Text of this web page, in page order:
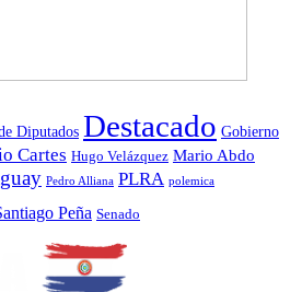
Diputados Destacado Gobierno
Cartes Hugo Velázquez Mario Abdo
Pedro Alliana PLRA polemica
Peña Senado